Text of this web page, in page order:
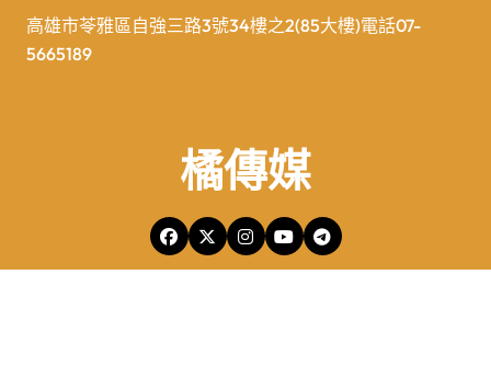
高雄市苓雅區自強三路3號34樓之2(85大樓)電話07-
5665189
橘傳媒